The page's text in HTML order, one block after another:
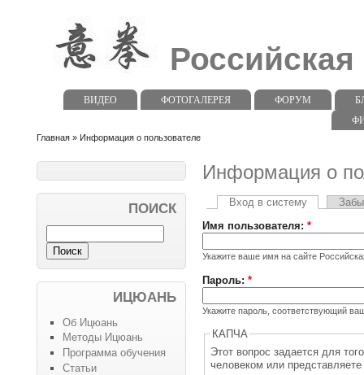
ВИДЕО ФОТОГАЛЕРЕЯ ФОРУМ
Главная » Информация о пользователе
Информация о
Вход в систему
Имя пользователя: *
Укажите ваше имя на сайте
Пароль: *
Укажите пароль, соответствующий
КАПЧА
Этот вопрос задается для
человеком или
ПОИСК
ИЦЮАНЬ
Об Ицюань
Методы Ицюань
Программа обучения
Статьи